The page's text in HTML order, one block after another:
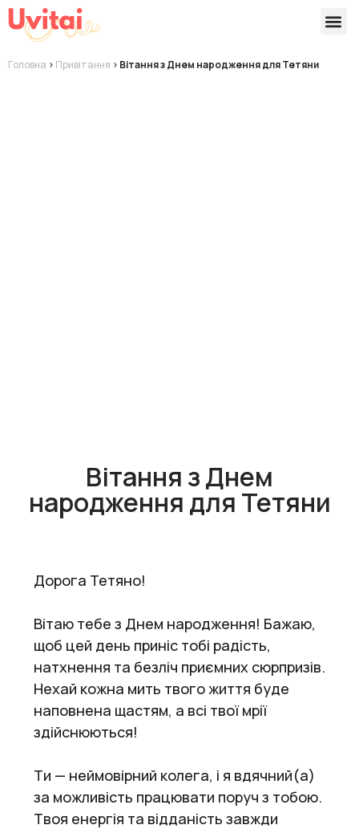
Головна > Привітання > Вітання з Днем народження для Тетяни
Вітання з Днем
народження для Тетяни
Дорога Тетяно!
Вітаю тебе з Днем народження! Бажаю,
щоб цей день приніс тобі радість,
натхнення та безліч приємних сюрпризів.
Нехай кожна мить твого життя буде
наповнена щастям, а всі твої мрії
здійснюються!
Ти — неймовірний колега, і я вдячний(а)
за можливість працювати поруч з тобою.
Твоя енергія та відданість завжди